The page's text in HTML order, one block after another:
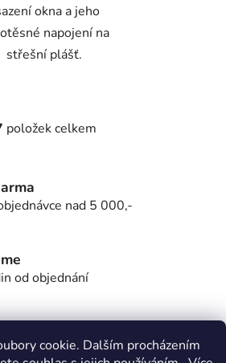
cookie. Dalším procházením
okna a jeho
napojení na
střešní plášť.
O
d
p
v
y
položek celkem
nad 5 000,-
od objednání
zboží